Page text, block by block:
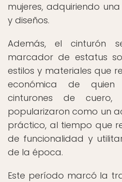
mujeres, adquiriendo
y diseños.
Además, el cinturón
marcador de estatus
estilos y materiales que
económica de
cinturones de
popularizaron como un
práctico, al tiempo que
de funcionalidad y
de la época.
Este período marcó la